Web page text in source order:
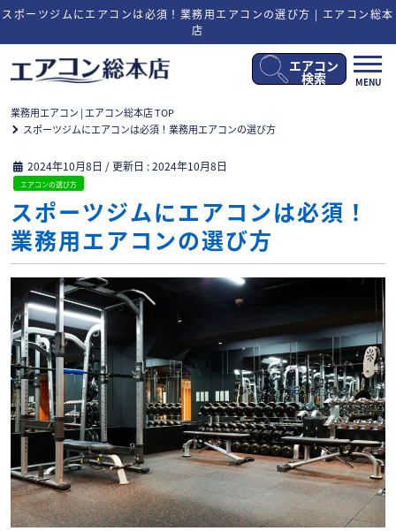
スポーツジムにエアコンは必須！業務用エアコンの選び方 | エアコン総本
店
メ
ニ
MENU
エアコン
検索
業務用エアコン | エアコン総本店 TOP
スポーツジムにエアコンは必須！業務用エアコンの選び方
2024年10月8日 / 更新日 :2024年10月8日
エアコンの選び方
スポーツジムにエアコンは必須！
業務用エアコンの選び方